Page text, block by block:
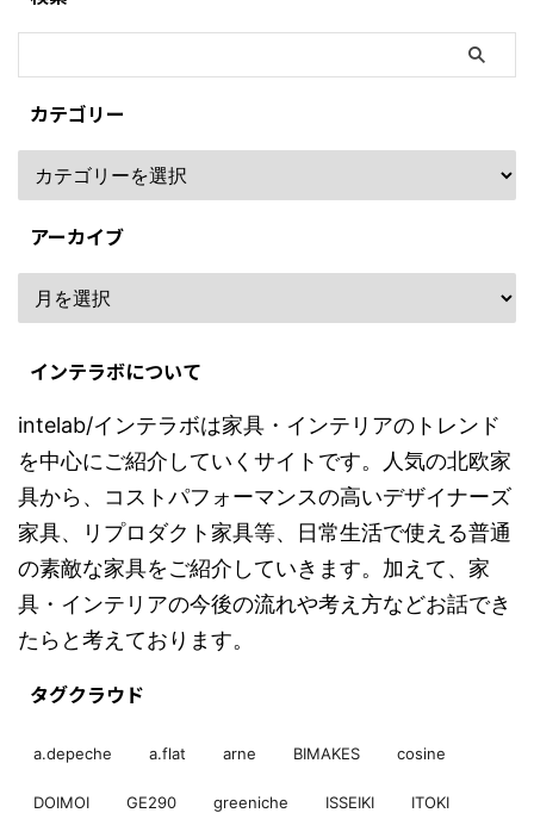
カテゴリー
アーカイブ
インテラボについて
intelab/インテラボは家具・インテリアのトレンド
を中心にご紹介していくサイトです。人気の北欧家
具から、コストパフォーマンスの高いデザイナーズ
家具、リプロダクト家具等、日常生活で使える普通
の素敵な家具をご紹介していきます。加えて、家
具・インテリアの今後の流れや考え方などお話でき
たらと考えております。
タグクラウド
a.depeche a.flat arne BIMAKES cosine
DOIMOI GE290 greeniche ISSEIKI ITOKI